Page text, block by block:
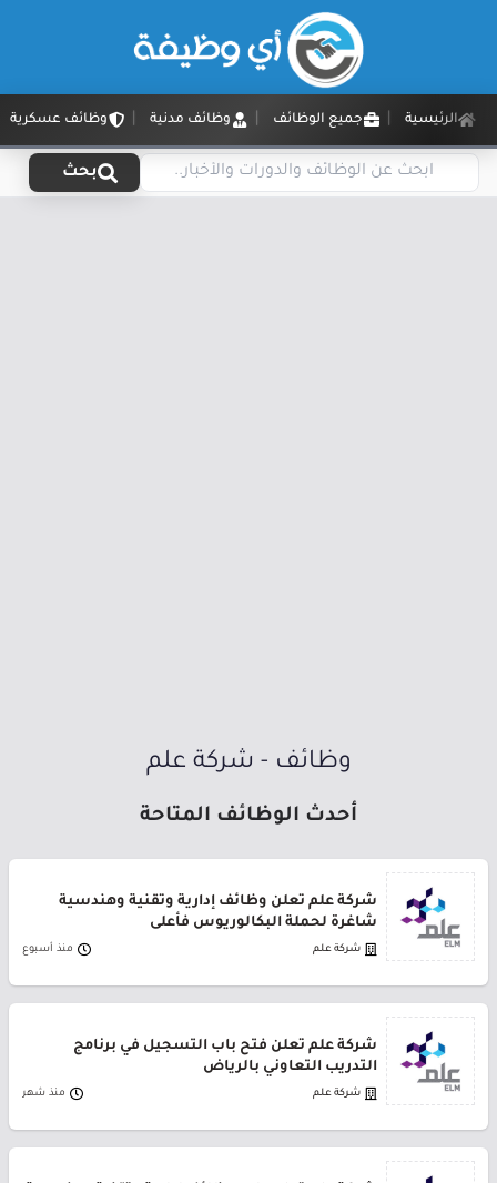
الرئيسية جميع الوظائف وظائف مدنية وظائف عسكرية
بحث
وظائف - شركة علم
أحدث الوظائف المتاحة
شركة علم تعلن وظائف إدارية وتقنية وهندسية
شاغرة لحملة البكالوريوس فأعلى
شركة علم منذ أسبوع
شركة علم تعلن فتح باب التسجيل في برنامج
التدريب التعاوني بالرياض
شركة علم منذ شهر